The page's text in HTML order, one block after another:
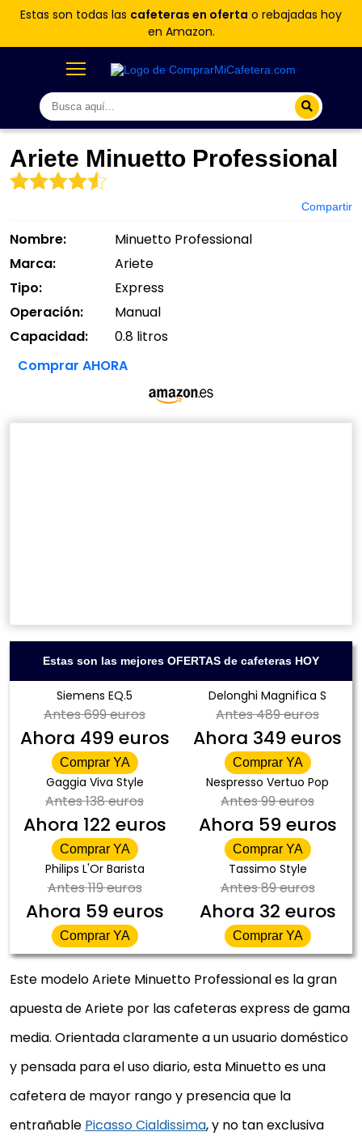
Estas son todas las cafeteras en oferta o rebajadas hoy
en Amazon.
Ariete Minuetto Professional
Compartir
Nombre:
Minuetto Professional
Marca:
Ariete
Tipo:
Express
Operación:
Manual
Capacidad:
0.8 litros
Comprar AHORA
Estas son las mejores OFERTAS de cafeteras HOY
Siemens EQ.5
Antes699 euros
Ahora 499 euros
Comprar YA
Delonghi Magnifica S
Antes489 euros
Ahora 349 euros
Comprar YA
Gaggia Viva Style
Antes138 euros
Ahora 122 euros
Comprar YA
Nespresso Vertuo Pop
Antes99 euros
Ahora 59 euros
Comprar YA
Philips L'Or Barista
Antes119 euros
Ahora 59 euros
Comprar YA
Tassimo Style
Antes89 euros
Ahora 32 euros
Comprar YA
Este modelo Ariete Minuetto Professional es la gran
apuesta de Ariete por las cafeteras express de gama
media. Orientada claramente a un usuario doméstico
y pensada para el uso diario, esta Minuetto es una
cafetera de mayor rango y presencia que la
entrañable Picasso Cialdissima, y no tan exclusiva